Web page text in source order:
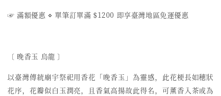
☞ 滿額優惠 ⋄單筆訂單滿 $1200 即享臺灣地區免運優惠
〔 晚香玉 烏龍 〕
以臺灣傳統廟宇祭祀用香花「晚香玉」為靈感，此花梗長如穗狀
花序，花瓣似白玉潤亮，且香氣高揚故此得名，可薰香入茶或為